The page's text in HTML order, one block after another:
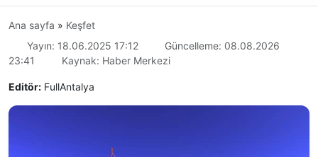
Ana sayfa » Keşfet
Yayın: 18.06.2025 17:12
Güncelleme: 08.08.2026
23:41
Kaynak: Haber Merkezi
Editör: FullAntalya